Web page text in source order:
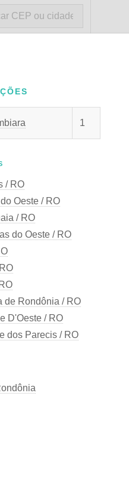
1
/ RO
Oeste / RO
/ RO
do Oeste / RO
de Rondônia / RO
D'Oeste / RO
dos Parecis / RO